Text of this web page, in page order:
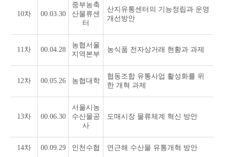
10차 00.03.30
중부농축
산물류센
터
산지유통센터의 기능정립과 운영
개선방안
11차 00.04.28
농협서울
지역본부
농식품 전자상거래 현황과 과제
12차 00.05.26 농협대학
협동조합 유통사업 활성화를 위
한 개혁 과제
13차 00.06.30
서울시농
수산물공
사
도매시장 물류체계 혁신 방안
14차 00.09.29 인천수협 연근해 수산물 유통개혁 방안